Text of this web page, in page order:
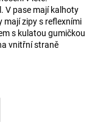
V pase mají kalhoty
mají zipy s reflexními
s kulatou gumičkou
vnitřní straně